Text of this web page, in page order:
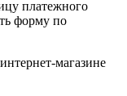
платежного
форму по
магазине